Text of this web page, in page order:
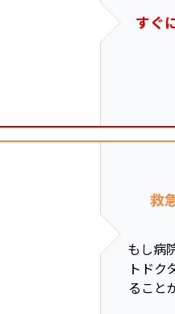
すぐ
救
もし病
トドク
ること